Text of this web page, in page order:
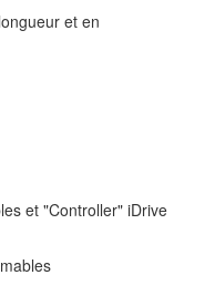
et en
et "Controller" iDrive